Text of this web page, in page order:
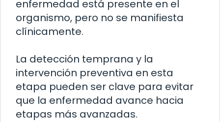
enfermedad está presente en el
organismo, pero no se manifiesta
clínicamente.
La detección temprana y la
intervención preventiva en esta
etapa pueden ser clave para evitar
que la enfermedad avance hacia
etapas más avanzadas.